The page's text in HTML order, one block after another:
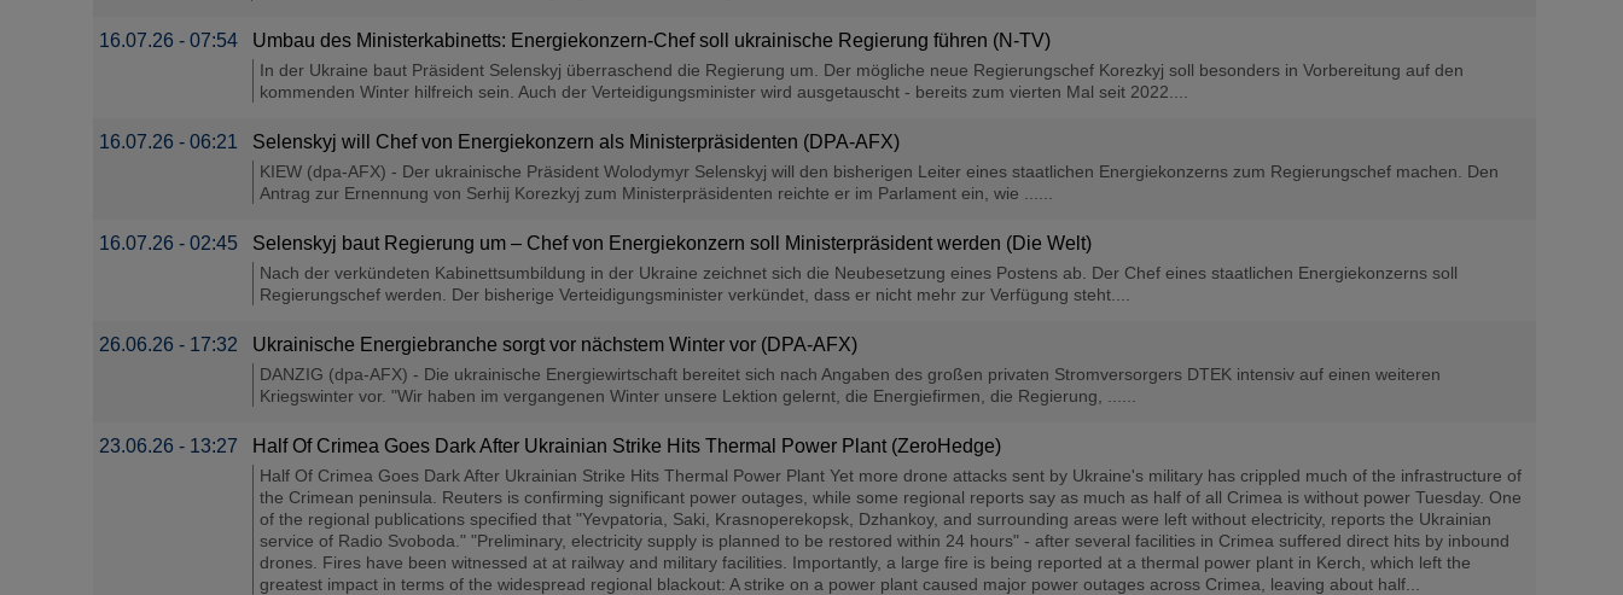
16.07.26 - 07:54 Umbau des Ministerkabinetts: Energiekonzern-Chef soll ukrainische Regierung führen (N-TV)
In der Ukraine baut Präsident Selenskyj überraschend die Regierung um. Der mögliche neue Regierungschef Korezkyj soll besonders in Vorbereitung auf den
kommenden Winter hilfreich sein. Auch der Verteidigungsminister wird ausgetauscht - bereits zum vierten Mal seit 2022....
16.07.26 - 06:21 Selenskyj will Chef von Energiekonzern als Ministerpräsidenten (DPA-AFX)
KIEW (dpa-AFX) - Der ukrainische Präsident Wolodymyr Selenskyj will den bisherigen Leiter eines staatlichen Energiekonzerns zum Regierungschef machen. Den
Antrag zur Ernennung von Serhij Korezkyj zum Ministerpräsidenten reichte er im Parlament ein, wie ......
16.07.26 - 02:45 Selenskyj baut Regierung um – Chef von Energiekonzern soll Ministerpräsident werden (Die Welt)
Nach der verkündeten Kabinettsumbildung in der Ukraine zeichnet sich die Neubesetzung eines Postens ab. Der Chef eines staatlichen Energiekonzerns soll
Regierungschef werden. Der bisherige Verteidigungsminister verkündet, dass er nicht mehr zur Verfügung steht....
26.06.26 - 17:32 Ukrainische Energiebranche sorgt vor nächstem Winter vor (DPA-AFX)
DANZIG (dpa-AFX) - Die ukrainische Energiewirtschaft bereitet sich nach Angaben des großen privaten Stromversorgers DTEK intensiv auf einen weiteren
Kriegswinter vor. "Wir haben im vergangenen Winter unsere Lektion gelernt, die Energiefirmen, die Regierung, ......
23.06.26 - 13:27 Half Of Crimea Goes Dark After Ukrainian Strike Hits Thermal Power Plant (ZeroHedge)
Half Of Crimea Goes Dark After Ukrainian Strike Hits Thermal Power Plant Yet more drone attacks sent by Ukraine's military has crippled much of the infrastructure of
the Crimean peninsula. Reuters is confirming significant power outages, while some regional reports say as much as half of all Crimea is without power Tuesday. One
of the regional publications specified that "Yevpatoria, Saki, Krasnoperekopsk, Dzhankoy, and surrounding areas were left without electricity, reports the Ukrainian
service of Radio Svoboda." "Preliminary, electricity supply is planned to be restored within 24 hours" - after several facilities in Crimea suffered direct hits by inbound
drones. Fires have been witnessed at at railway and military facilities. Importantly, a large fire is being reported at a thermal power plant in Kerch, which left the
greatest impact in terms of the widespread regional blackout: A strike on a power plant caused major power outages across Crimea, leaving about half...